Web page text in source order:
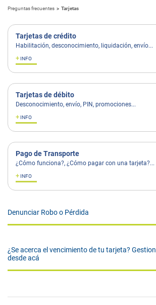
Preguntas frecuentes Tarjetas
Tarjetas de crédito
Habilitación, desconocimiento, liquidación, envío...
+INFO
Tarjetas de débito
Desconocimiento, envío, PIN, promociones...
+INFO
Pago de Transporte
¿Cómo funciona?, ¿Cómo pagar con una tarjeta?...
+INFO
Denunciar Robo o Pérdida
¿Se acerca el vencimiento de tu tarjeta?
desde acá